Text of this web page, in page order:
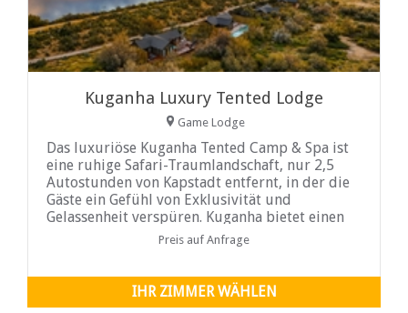
Kuganha Luxury Tented Lodge
Game Lodge
Das luxuriöse Kuganha Tented Camp & Spa ist
eine ruhige Safari-Traumlandschaft, nur 2,5
Autostunden von Kapstadt entfernt, in der die
Gäste ein Gefühl von Exklusivität und
Gelassenheit verspüren. Kuganha bietet einen
großartigen Blick über die wunderschöne
Landschaft der Klein Karoo. Besuchen Sie eines
nichts Besonderes, als aufzuwachen und die
Schönheit des Elefanten oder anderer
Preis auf Anfrage
IHR ZIMMER WÄHLEN